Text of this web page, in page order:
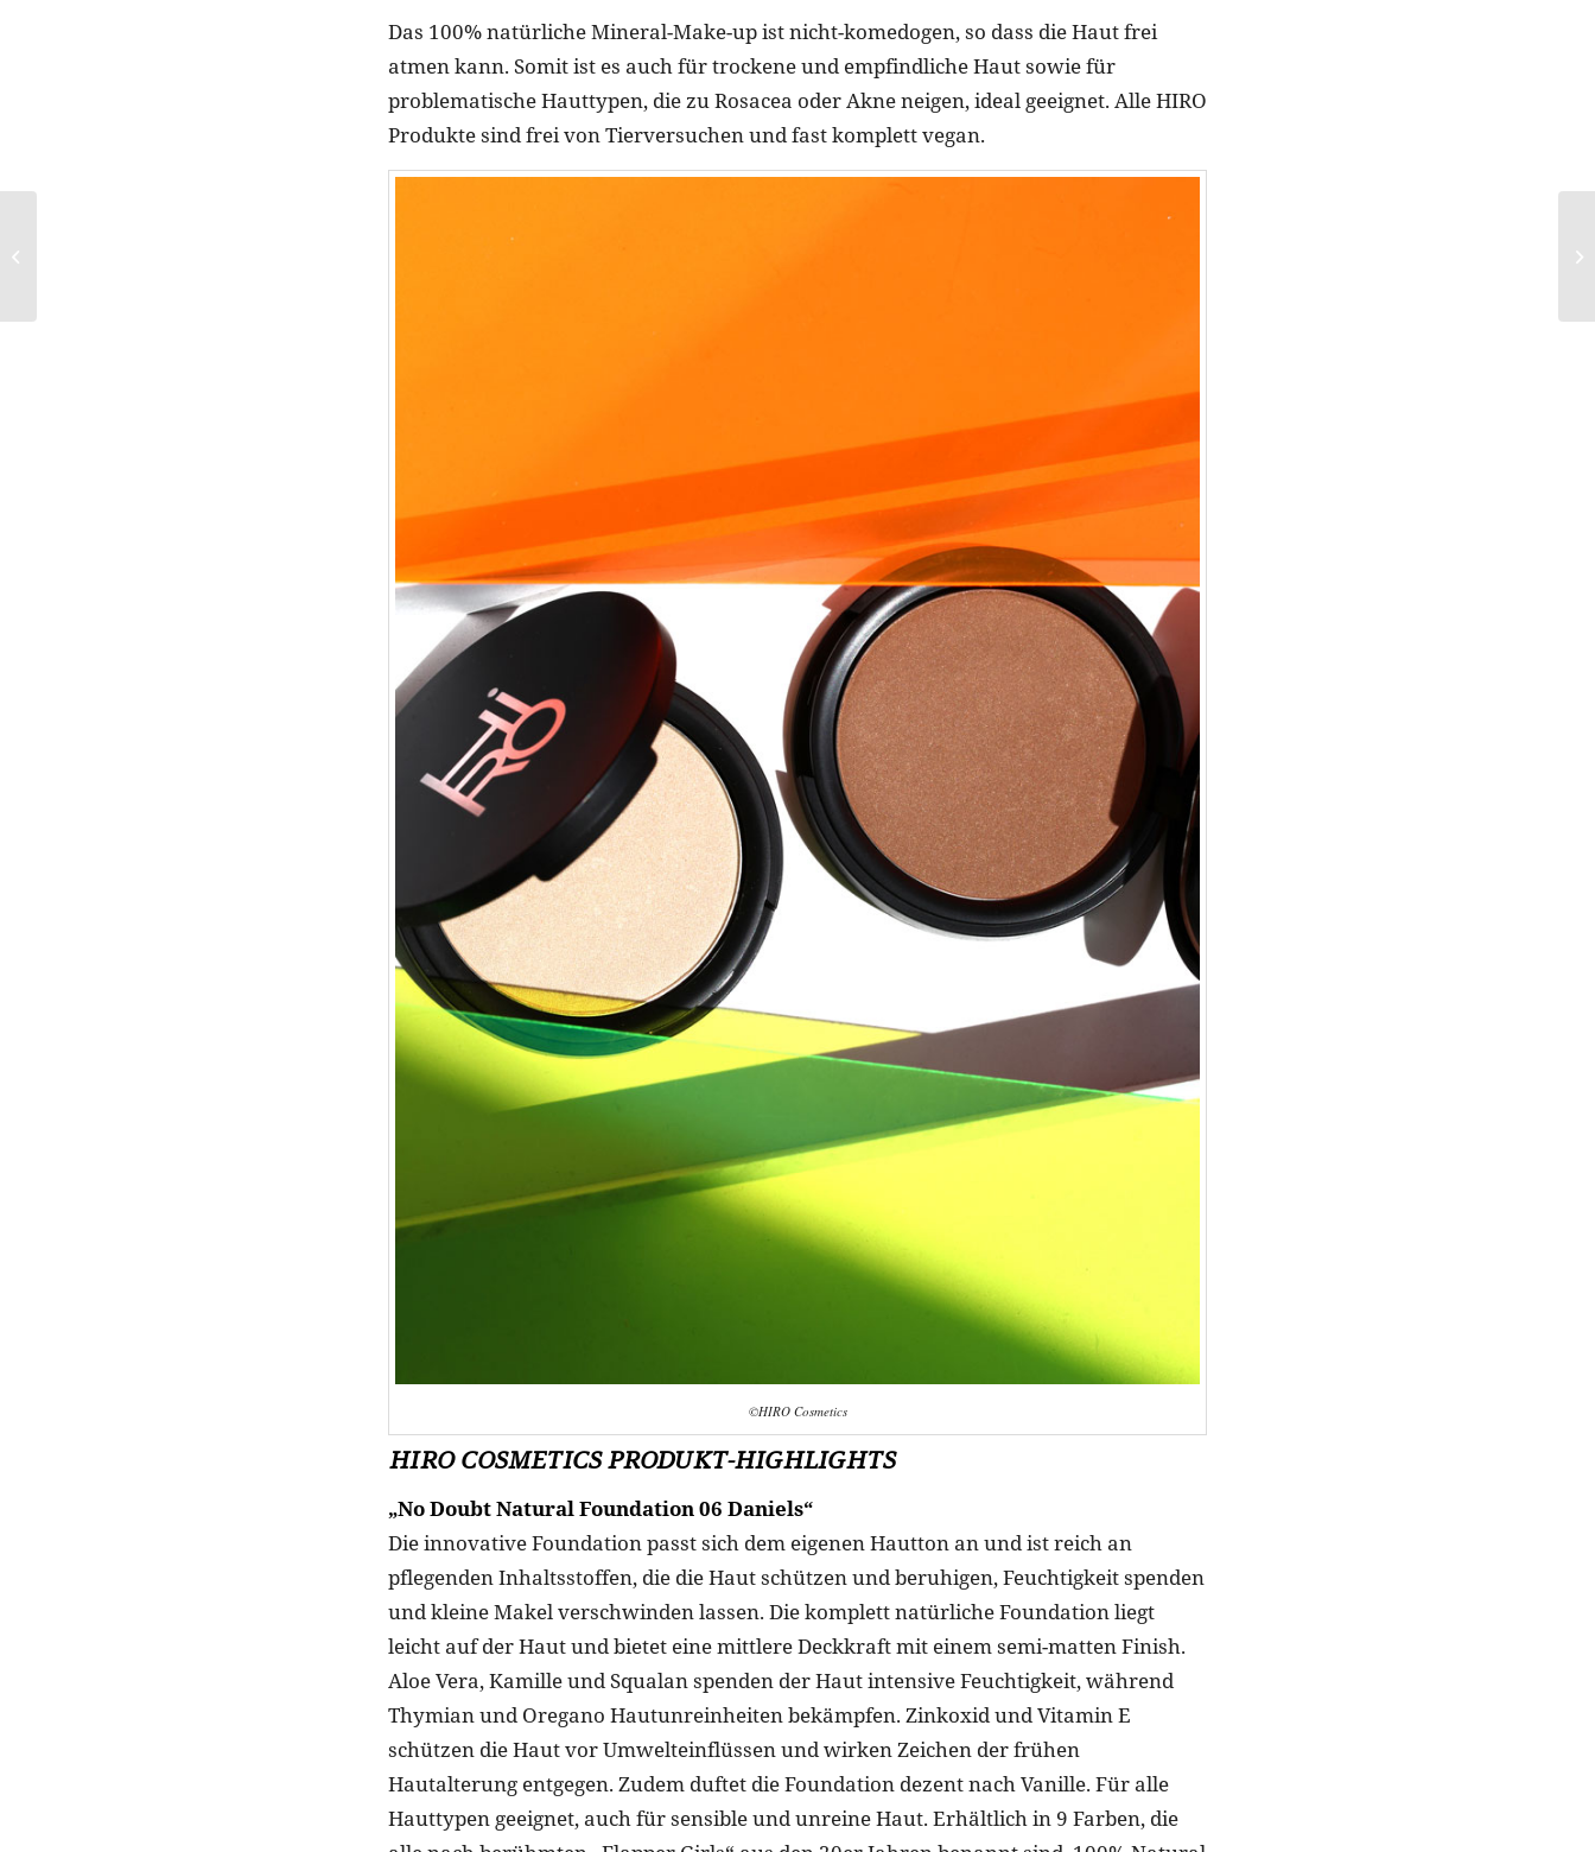
Das 100% natürliche Mineral-Make-up ist nicht-komedogen, so dass die Haut frei
atmen kann. Somit ist es auch für trockene und empfindliche Haut sowie für
problematische Hauttypen, die zu Rosacea oder Akne neigen, ideal geeignet. Alle HIRO
Produkte sind frei von Tierversuchen und fast komplett vegan.
©HIRO Cosmetics
HIRO COSMETICS PRODUKT-HIGHLIGHTS
„No Doubt Natural Foundation 06 Daniels“
Die innovative Foundation passt sich dem eigenen Hautton an und ist reich an
pflegenden Inhaltsstoffen, die die Haut schützen und beruhigen, Feuchtigkeit spenden
und kleine Makel verschwinden lassen. Die komplett natürliche Foundation liegt
leicht auf der Haut und bietet eine mittlere Deckkraft mit einem semi-matten Finish.
Aloe Vera, Kamille und Squalan spenden der Haut intensive Feuchtigkeit, während
Thymian und Oregano Hautunreinheiten bekämpfen. Zinkoxid und Vitamin E
schützen die Haut vor Umwelteinflüssen und wirken Zeichen der frühen
Hautalterung entgegen. Zudem duftet die Foundation dezent nach Vanille. Für alle
Hauttypen geeignet, auch für sensible und unreine Haut. Erhältlich in 9 Farben, die